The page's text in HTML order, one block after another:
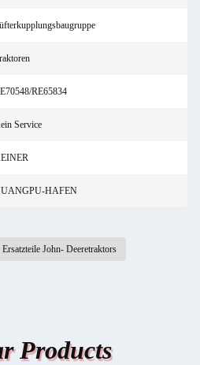
RE65834
Service
HAFEN
Ersatzteile John- Deeretraktors
Products